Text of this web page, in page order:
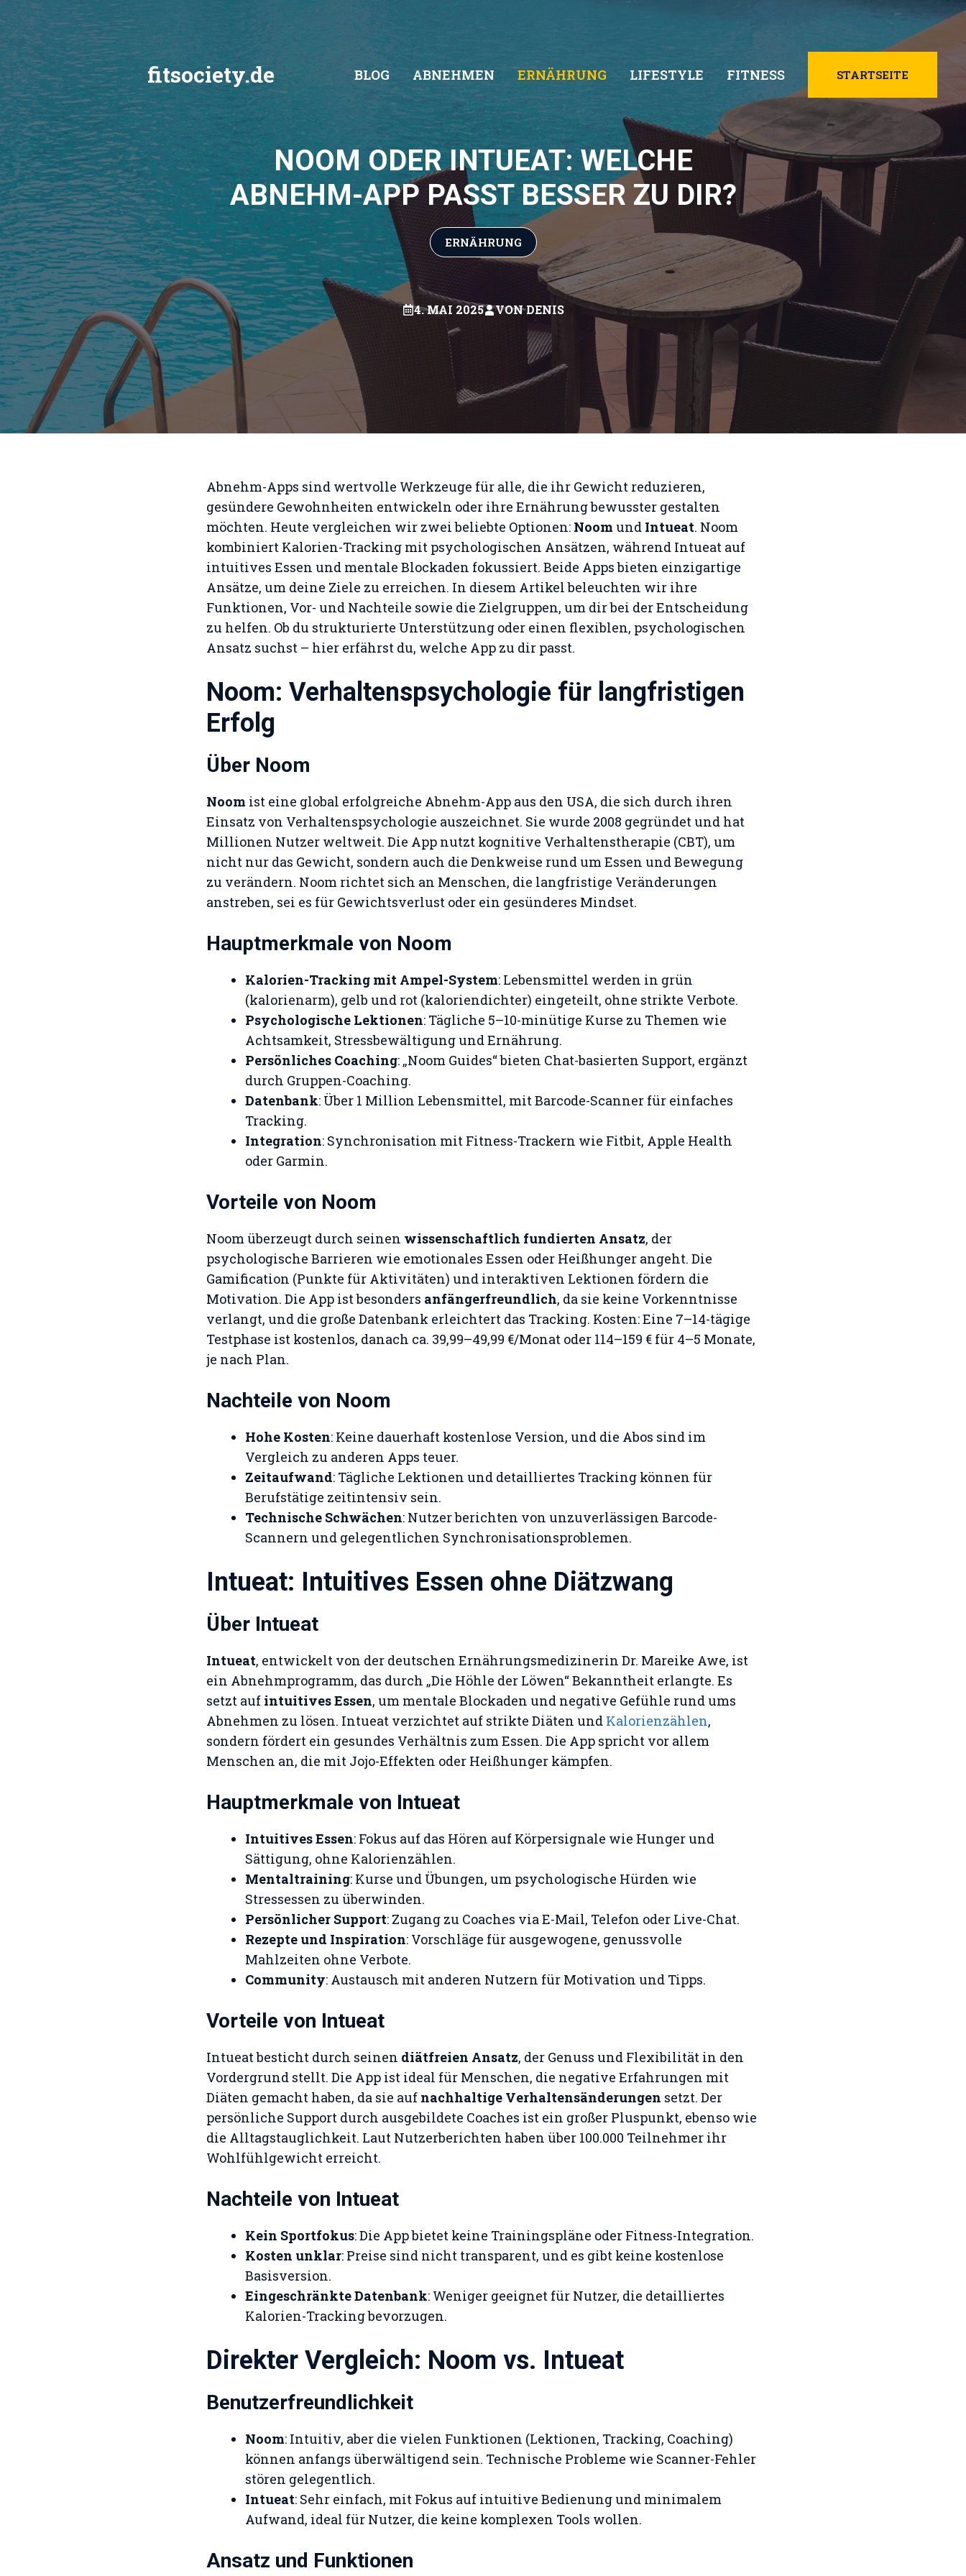
Inhalt
springen
fitsociety.de BLOG ABNEHMEN ERNÄHRUNG LIFESTYLE FITNESS STARTSEITE
NOOM ODER INTUEAT: WELCHE
ABNEHM-APP PASST BESSER ZU DIR?
ERNÄHRUNG
4. MAI 2025 VONDENIS
Abnehm-Apps sind wertvolle Werkzeuge für alle, die ihr Gewicht reduzieren,
gesündere Gewohnheiten entwickeln oder ihre Ernährung bewusster gestalten
möchten. Heute vergleichen wir zwei beliebte Optionen: Noomund Intueat. Noom
kombiniert Kalorien-Tracking mit psychologischen Ansätzen, während Intueat auf
intuitives Essen und mentale Blockaden fokussiert. Beide Apps bieten einzigartige
Ansätze, um deine Ziele zu erreichen. In diesem Artikel beleuchten wir ihre
Funktionen, Vor- und Nachteile sowie die Zielgruppen, um dir bei der Entscheidung
zu helfen. Ob du strukturierte Unterstützung oder einen flexiblen, psychologischen
Ansatz suchst – hier erfährst du, welche App zu dir passt.
Noom: Verhaltenspsychologie für langfristigen
Erfolg
Über Noom
Noom ist eine global erfolgreiche Abnehm-App aus den USA, die sich durch ihren
Einsatz von Verhaltenspsychologie auszeichnet. Sie wurde 2008 gegründet und hat
Millionen Nutzer weltweit. Die App nutzt kognitive Verhaltenstherapie (CBT), um
nicht nur das Gewicht, sondern auch die Denkweise rund um Essen und Bewegung
zu verändern. Noom richtet sich an Menschen, die langfristige Veränderungen
anstreben, sei es für Gewichtsverlust oder ein gesünderes Mindset.
Hauptmerkmale von Noom
Kalorien-Tracking mit Ampel-System: Lebensmittel werden in grün
(kalorienarm), gelb und rot (kaloriendichter) eingeteilt, ohne strikte Verbote.
Psychologische Lektionen: Tägliche 5–10-minütige Kurse zu Themen wie
Achtsamkeit, Stressbewältigung und Ernährung.
Persönliches Coaching: „Noom Guides“ bieten Chat-basierten Support, ergänzt
durch Gruppen-Coaching.
Datenbank: Über 1 Million Lebensmittel, mit Barcode-Scanner für einfaches
Tracking.
Integration: Synchronisation mit Fitness-Trackern wie Fitbit, Apple Health
oder Garmin.
Vorteile von Noom
Noom überzeugt durch seinen wissenschaftlich fundierten Ansatz, der
psychologische Barrieren wie emotionales Essen oder Heißhunger angeht. Die
Gamification (Punkte für Aktivitäten) und interaktiven Lektionen fördern die
Motivation. Die App ist besonders anfängerfreundlich, da sie keine Vorkenntnisse
verlangt, und die große Datenbank erleichtert das Tracking. Kosten: Eine 7–14-tägige
Testphase ist kostenlos, danach ca. 39,99–49,99 €/Monat oder 114–159 € für 4–5 Monate,
je nach Plan.
Nachteile von Noom
Hohe Kosten: Keine dauerhaft kostenlose Version, und die Abos sind im
Vergleich zu anderen Apps teuer.
Zeitaufwand: Tägliche Lektionen und detailliertes Tracking können für
Berufstätige zeitintensiv sein.
Technische Schwächen: Nutzer berichten von unzuverlässigen Barcode-
Scannern und gelegentlichen Synchronisationsproblemen.
Intueat: Intuitives Essen ohne Diätzwang
Über Intueat
Intueat, entwickelt von der deutschen Ernährungsmedizinerin Dr. Mareike Awe, ist
ein Abnehmprogramm, das durch „Die Höhle der Löwen“ Bekanntheit erlangte. Es
setzt auf intuitives Essen, um mentale Blockaden und negative Gefühle rund ums
Abnehmen zu lösen. Intueat verzichtet auf strikte Diäten und Kalorienzählen,
sondern fördert ein gesundes Verhältnis zum Essen. Die App spricht vor allem
Menschen an, die mit Jojo-Effekten oder Heißhunger kämpfen.
Hauptmerkmale von Intueat
Intuitives Essen: Fokus auf das Hören auf Körpersignale wie Hunger und
Sättigung, ohne Kalorienzählen.
Mentaltraining: Kurse und Übungen, um psychologische Hürden wie
Stressessen zu überwinden.
Persönlicher Support: Zugang zu Coaches via E-Mail, Telefon oder Live-Chat.
Rezepte und Inspiration: Vorschläge für ausgewogene, genussvolle
Mahlzeiten ohne Verbote.
Community: Austausch mit anderen Nutzern für Motivation und Tipps.
Vorteile von Intueat
Intueat besticht durch seinen diätfreien Ansatz, der Genuss und Flexibilität in den
Vordergrund stellt. Die App ist ideal für Menschen, die negative Erfahrungen mit
Diäten gemacht haben, da sie auf nachhaltige Verhaltensänderungen setzt. Der
persönliche Support durch ausgebildete Coaches ist ein großer Pluspunkt, ebenso wie
die Alltagstauglichkeit. Laut Nutzerberichten haben über 100.000 Teilnehmer ihr
Wohlfühlgewicht erreicht.
Nachteile von Intueat
Kein Sportfokus: Die App bietet keine Trainingspläne oder Fitness-Integration.
Kosten unklar: Preise sind nicht transparent, und es gibt keine kostenlose
Basisversion.
Eingeschränkte Datenbank: Weniger geeignet für Nutzer, die detailliertes
Kalorien-Tracking bevorzugen.
Direkter Vergleich: Noom vs. Intueat
Benutzerfreundlichkeit
Noom: Intuitiv, aber die vielen Funktionen (Lektionen, Tracking, Coaching)
können anfangs überwältigend sein. Technische Probleme wie Scanner-Fehler
stören gelegentlich.
Intueat: Sehr einfach, mit Fokus auf intuitive Bedienung und minimalem
Aufwand, ideal für Nutzer, die keine komplexen Tools wollen.
Ansatz und Funktionen